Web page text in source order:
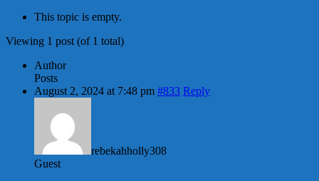
This topic is empty.
Viewing 1 post (of 1 total)
Author
Posts
August 2, 2024 at 7:48 pm #833 Reply
rebekahholly308
Guest